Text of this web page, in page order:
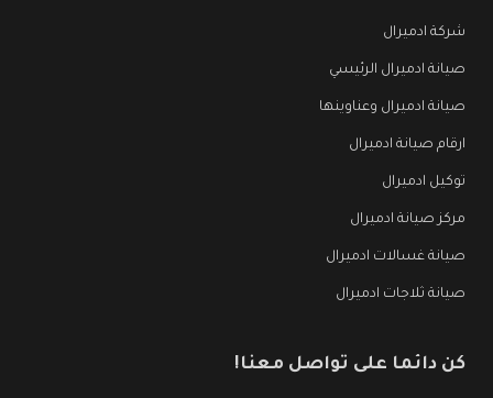
شركة ادميرال
صيانة ادميرال الرئيسي
صيانة ادميرال وعناوينها
ارقام صيانة ادميرال
توكيل ادميرال
مركز صيانة ادميرال
صيانة غسالات ادميرال
صيانة ثلاجات ادميرال
كن دائما على تواصل معنا!